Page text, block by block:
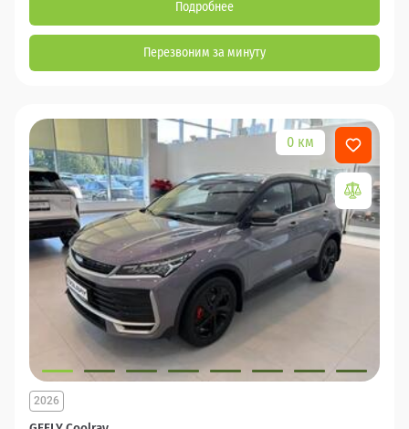
Подробнее
Перезвоним за минуту
0 км
2026